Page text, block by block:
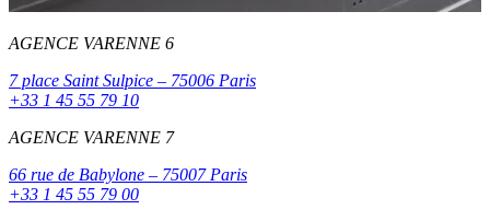
AGENCE VARENNE 6
7 place Saint Sulpice – 75006 Paris
+33 1 45 55 79 10
AGENCE VARENNE 7
66 rue de Babylone – 75007 Paris
+33 1 45 55 79 00